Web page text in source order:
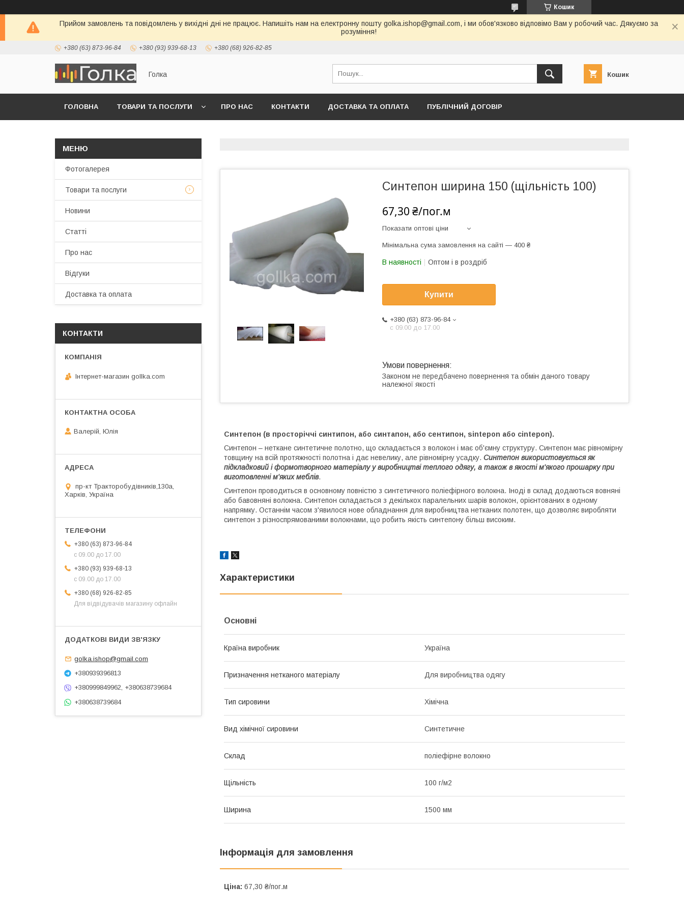
Кошик
Прийом замовлень та повідомлень у вихідні дні не працює. Напишіть нам на електронну пошту golka.ishop@gmail.com, і ми обов'язково відповімо Вам у робочий час. Дякуємо за
розуміння!
+380 (63) 873-96-84 +380 (93) 939-68-13 +380 (68) 926-82-85
Голка Кошик
ГОЛОВНА ТОВАРИ ТА ПОСЛУГИ ПРО НАС КОНТАКТИ ДОСТАВКА ТА ОПЛАТА ПУБЛІЧНИЙ ДОГОВІР
Синтепон ширина 150 (щільність 100)
67,30 ₴/пог.м
Показати оптові ціни
Мінімальна сума замовлення на сайті — 400 ₴
В наявності Оптом і в роздріб
Купити
+380 (63) 873-96-84
с 09.00 до 17.00
Законом не передбачено повернення та обмін даного товару
належної якості
Синтепон (в просторіччі синтипон, або синтапон, або сентипон, sintepon або cintepon).
Синтепон – неткане синтетичне полотно, що складається з волокон і має об'ємну структуру. Синтепон має рівномірну
товщину на всій протяжності полотна і дає невелику, але рівномірну усадку. Синтепон використовується як
підкладковий і формотворного матеріалу у виробництві теплого одягу, а також в якості м'якого прошарку при
виготовленні м'яких меблів.
Синтепон проводиться в основному повністю з синтетичного поліефірного волокна. Іноді в склад додаються вовняні
або бавовняні волокна. Синтепон складається з декількох паралельних шарів волокон, орієнтованих в одному
напрямку. Останнім часом з'явилося нове обладнання для виробництва нетканих полотен, що дозволяє виробляти
синтепон з різноспрямованими волокнами, що робить якість синтепону більш високим.
Характеристики
Основні
Країна виробник Україна
Призначення нетканого матеріалу Для виробництва одягу
Тип сировини Хімічна
Вид хімічної сировини Синтетичне
Склад поліефірне волокно
Щільність 100 г/м2
Ширина 1500 мм
Інформація для замовлення
Ціна: 67,30 ₴/пог.м
Фотогалерея
Товари та послуги
Новини
Статті
Про нас
Відгуки
Доставка та оплата
КОНТАКТИ
Інтернет-магазин gollka.com
Валерій, Юлія
пр-кт Тракторобудівників,130а,
Харків, Україна
+380 (63) 873-96-84
с 09.00 до 17.00
+380 (93) 939-68-13
с 09.00 до 17.00
+380 (68) 926-82-85
Для відвідувачів магазину офлайн
golka.ishop@gmail.com
+380939396813
+380999849962, +380638739684
+380638739684